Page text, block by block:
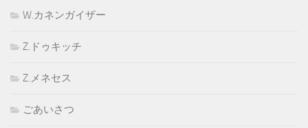
W.カネンガイザー
Z.ドゥキッチ
Z.メネセス
ごあいさつ